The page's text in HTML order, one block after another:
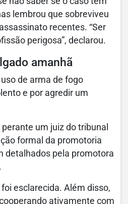
lembrou que sobreviveu
recentes. “Ser
perigosa”, declarou.
amanhã
de arma de fogo
e por agredir um
um juiz do tribunal
formal da promotoria
detalhados pela promotora
esclarecida. Além disso,
ativamente com